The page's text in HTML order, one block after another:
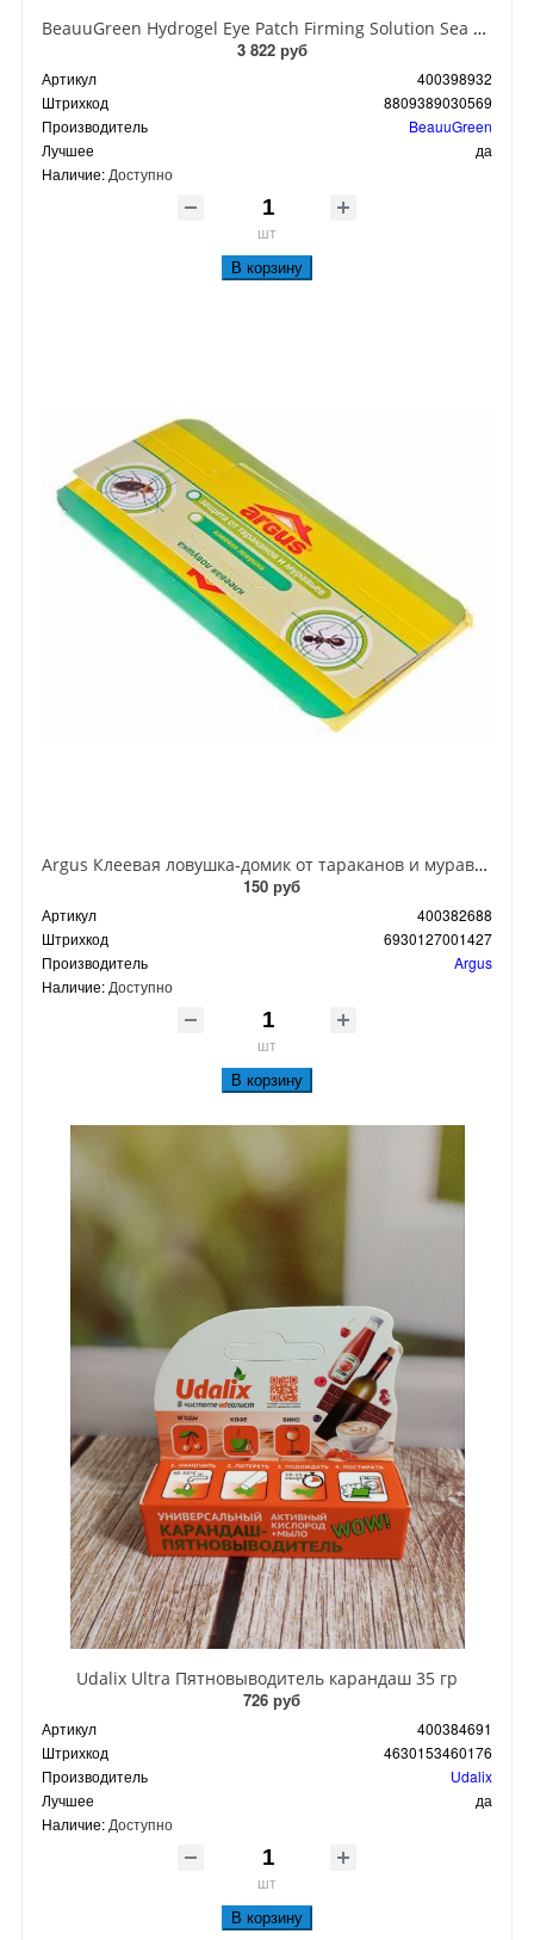
BeauuGreen Hydrogel Eye Patch Firming Solution Sea Cocumber & Black Гидрогелевые патчи для кожи вокруг глаз с экстрактом черного морского огурца 60 шт 90 гр
3 822 руб
Артикул
400398932
Штрихкод
8809389030569
Производитель
BeauuGreen
Лучшее
да
Наличие: Доступно
шт
В корзину
Argus Клеевая ловушка-домик от тараканов и муравьев
150 руб
Артикул
400382688
Штрихкод
6930127001427
Производитель
Argus
Наличие:Доступно
шт
В корзину
Udalix Ultra Пятновыводитель карандаш 35 гр
726 руб
Артикул
400384691
Штрихкод
4630153460176
Производитель
Udalix
Лучшее
да
Наличие: Доступно
шт
В корзину